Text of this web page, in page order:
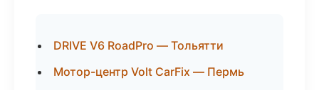
DRIVE V6 RoadPro — Тольятти
Мотор-центр Volt CarFix — Пермь